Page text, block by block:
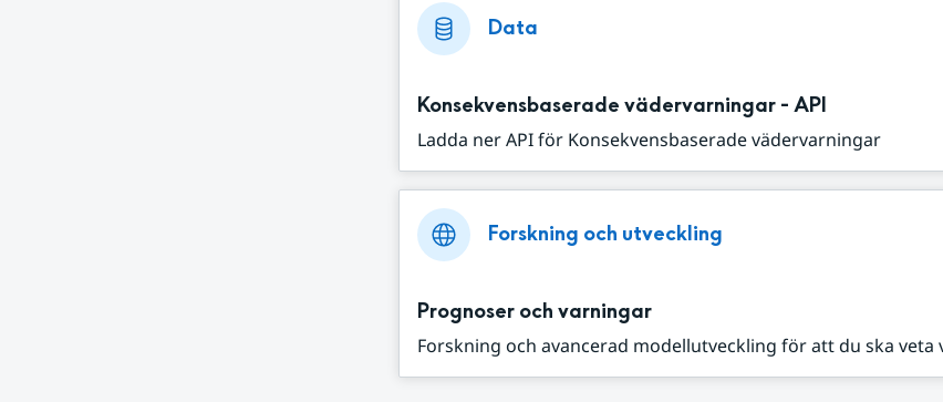
Data
Konsekvensbaserade vädervarningar - API
Ladda ner API för Konsekvensbaserade vädervarningar
Forskning och utveckling
Prognoser och varningar
Forskning och avancerad modellutveckling för att du ska veta